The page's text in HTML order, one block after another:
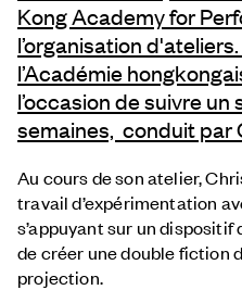
Kong Academy for
l’organisation
l’Académie
l’occasion de suivre
semaines, conduit par
Au cours de son atelier,
travail d’expérimentation
s’appuyant sur un dispositif
de créer une double fiction
projection.